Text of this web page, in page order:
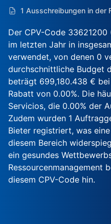
1 Ausschreibungen in der
Der CPV-Code
im letzten Jahr in
verwendet, von denen 0
durchschnittliche Budget
beträgt 699,180.438 €
Rabatt von 0.00%. Die
Servicios, die 0.00% der
Zudem wurden 1
Bieter registriert, was
diesem Bereich
ein gesundes
Ressourcenmanagement
diesem CPV-Code hin.